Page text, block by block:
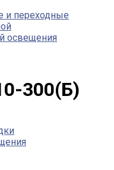
и переходные
освещения
300(Б)